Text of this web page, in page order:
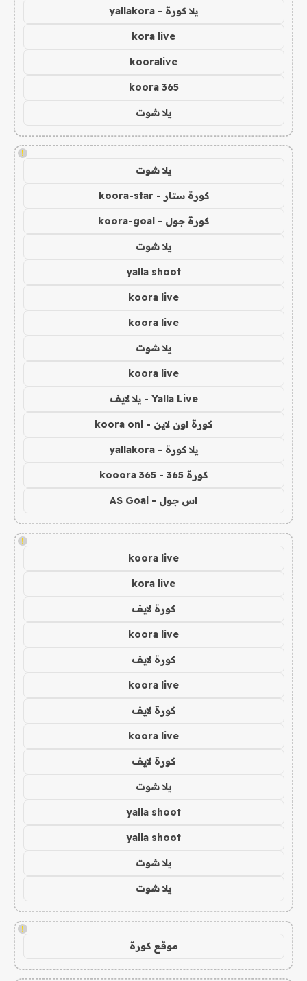
يلا كورة - yallakora
kora live
kooralive
koora 365
يلا شوت
!
يلا شوت
كورة ستار - koora-star
كورة جول - koora-goal
يلا شوت
yalla shoot
koora live
koora live
يلا شوت
koora live
Yalla Live - يلا لايف
كورة اون لاين - koora onl
يلا كورة - yallakora
كورة 365 - kooora 365
اس جول - AS Goal
!
koora live
kora live
كورة لايف
koora live
كورة لايف
koora live
كورة لايف
koora live
كورة لايف
يلا شوت
yalla shoot
yalla shoot
يلا شوت
يلا شوت
!
موقع كورة